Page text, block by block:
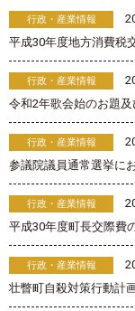
行政・産業情報
平成30年度地方消費税
行政・産業情報
令和2年歌会始のお題
行政・産業情報
参議院議員通常選挙に
行政・産業情報
平成30年度町長交際費
行政・産業情報
壮瞥町自殺対策行動計